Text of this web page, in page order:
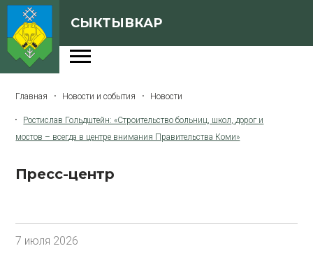
СЫКТЫВКАР
Генеральный план
Главная Новости и события Новости
Ростислав Гольдштейн: «Строительство больниц, школ, дорог и
мостов – всегда в центре внимания Правительства Коми»
Пресс-центр
7 июля 2026